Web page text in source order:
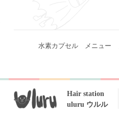
水素カプセル メニュー
Hair station
uluru ウルル